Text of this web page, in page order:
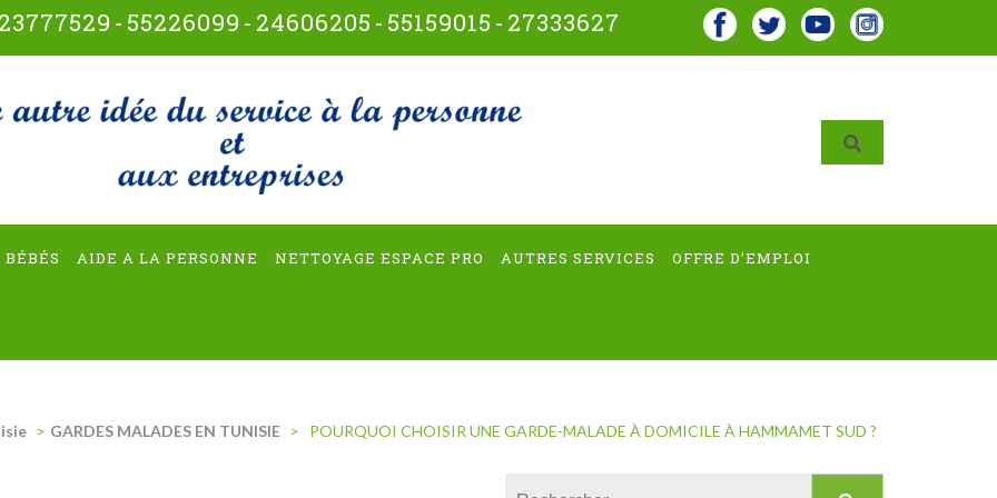
23777529 - 55226099 - 24606205 - 55159015 - 27333627
multiservices
BÉBÉS AIDE A LA PERSONNE NETTOYAGE ESPACE PRO AUTRES SERVICES OFFRE D’EMPLOI
> GARDES MALADES EN TUNISIE > POURQUOI CHOISIR UNE GARDE-MALADE À DOMICILE À HAMMAMET SUD ?
Rechercher :